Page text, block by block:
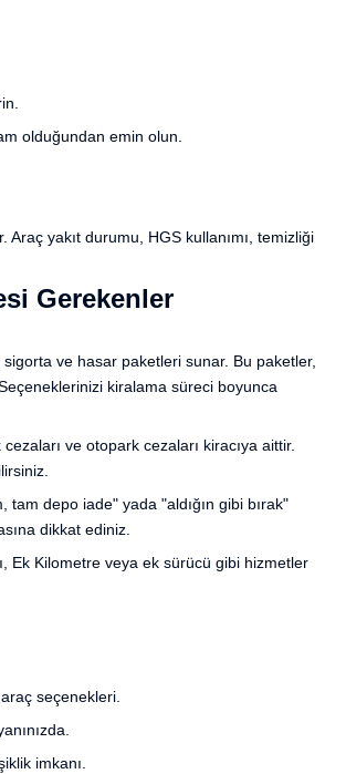
olduğundan emin olun.
yakıt durumu, HGS kullanımı, temizliği
Gerekenler
ve hasar paketleri sunar. Bu paketler,
kiralama süreci boyunca
ve otopark cezaları kiracıya aittir.
tam depo iade" yada "aldığın gibi bırak"
dikkat ediniz.
Ek Kilometre veya ek sürücü gibi hizmetler
seçenekleri.
imkanı.